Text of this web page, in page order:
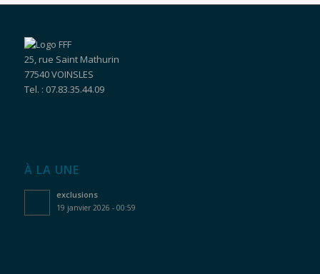
25, rue Saint Mathurin
77540 VOINSLES
Tel. : 07.83.35.44.09
À LA UNE
exclusions
19 janvier 2026 - 00:59